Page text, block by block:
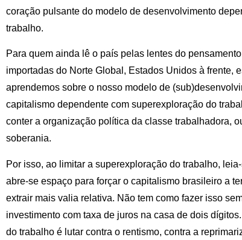
coração pulsante do modelo de desenvolvimento
trabalho.
Para quem ainda lê o país pelas lentes do
importadas do Norte Global, Estados Unidos à frente,
aprendemos sobre o nosso modelo de
capitalismo dependente com superexploração do
conter a organização política da classe trabalhadora,
soberania.
Por isso, ao limitar a superexploração do trabalho,
abre-se espaço para forçar o capitalismo brasileiro a
extrair mais valia relativa. Não tem como fazer isso
investimento com taxa de juros na casa de dois
do trabalho é lutar contra o rentismo, contra a